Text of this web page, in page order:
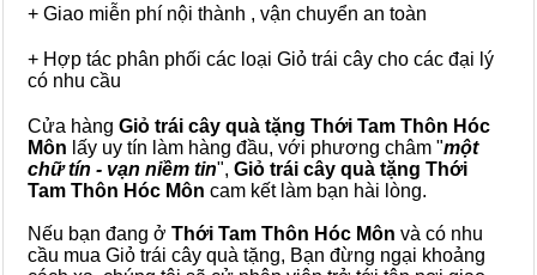
+ Giao miễn phí nội thành , vận chuyển an toàn
+ Hợp tác phân phối các loại Giỏ trái cây cho các đại lý
có nhu cầu
Cửa hàng Giỏ trái cây quà tặng Thới Tam Thôn Hóc
Môn lấy uy tín làm hàng đầu, với phương châm "một
chữ tín - vạn niềm tin", Giỏ trái cây quà tặng Thới
Tam Thôn Hóc Môn cam kết làm bạn hài lòng.
Nếu bạn đang ở Thới Tam Thôn Hóc Môn và có nhu
cầu mua Giỏ trái cây quà tặng, Bạn đừng ngại khoảng